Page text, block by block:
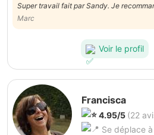
Super travail fait par Sandy. Je
Marc
Voir le profil
Francisca
4.95/5 (22
Se déplace